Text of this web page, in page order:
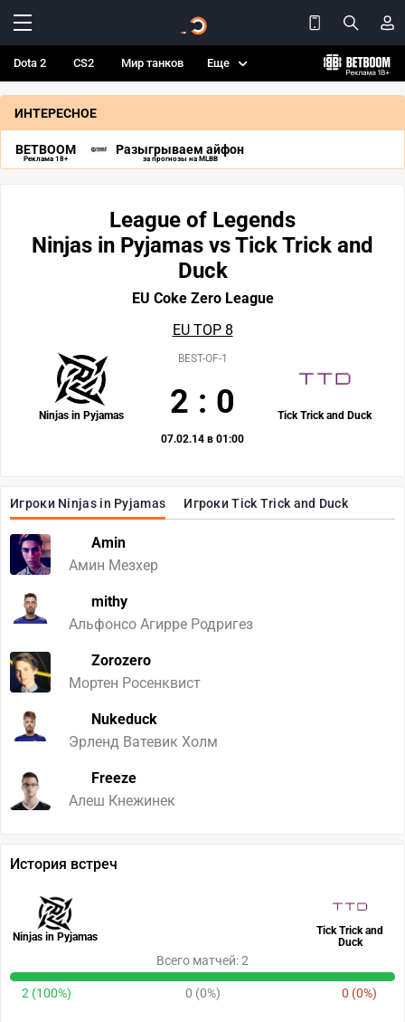
Dota 2 CS2 Мир танков Еще
ИНТЕРЕСНОЕ
BETBOOM
Реклама 18+
Разыгрываем айфон
за прогнозы на MLBB
Игроки Ninjas in Pyjamas Игроки Tick Trick and Duck
Amin
Амин Мезхер
mithy
Альфонсо Агирре Родригез
Zorozero
Мортен Росенквист
Nukeduck
Эрленд Ватевик Холм
Freeze
Алеш Кнежинек
League of Legends
Ninjas in Pyjamas vs Tick Trick and
Duck
EU Coke Zero League
EU TOP 8
Ninjas in Pyjamas Tick Trick and Duck
BEST-OF-1
2 : 0
07.02.14 в 01:00
История встреч
Ninjas in Pyjamas
Tick Trick and
Duck
Всего матчей: 2
2 (100%) 0 (0%) 0 (0%)